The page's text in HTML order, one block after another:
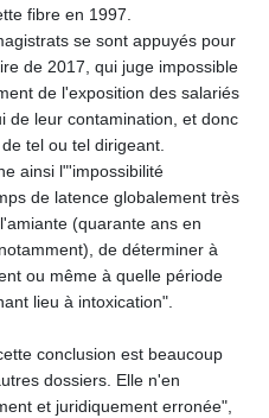
JMD 182.968915
JOD 0.81682
JPY 182.476764
KES 149.050765
KGS 100.753239
KHR
4682.906821
KMF 491.958449
KRW
1636.527559
KWD 0.356756
KZT 540.905481
LAK
26081.121706
fibre en 1997.
se sont appuyés pour
de 2017, qui juge impossible
de l'exposition des salariés
de leur contamination, et donc
tel ou tel dirigeant.
ainsi l"'impossibilité
de latence globalement très
(quarante ans en
de déterminer à
ou même à quelle période
lieu à intoxication".
conclusion est beaucoup
dossiers. Elle n'en
et juridiquement erronée",